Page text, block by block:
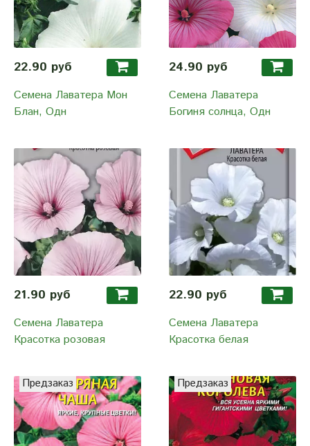
22.90 руб
Семена Лаватера Мон
Блан, Одн
24.90 руб
Семена Лаватера
Богиня солнца, Одн
21.90 руб
Семена Лаватера
Красотка розовая
22.90 руб
Семена Лаватера
Красотка белая
Предзаказ Предзаказ